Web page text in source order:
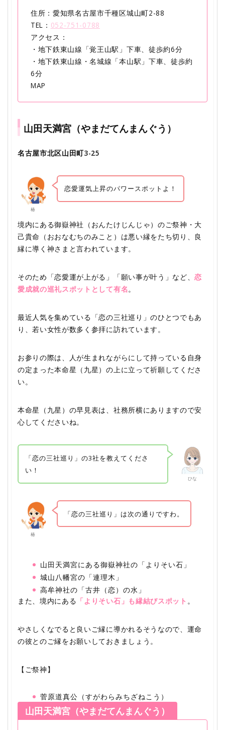
住所：愛知県名古屋市千種区城山町2-88
TEL： 052-751-0788
アクセス：
・地下鉄東山線「覚王山駅」下車、徒歩約6分
・地下鉄東山線・名城線「本山駅」下車、徒歩約
6分
MAP
山田天満宮（やまだてんまんぐう）
名古屋市北区山田町3-25
椿
恋愛運気上昇のパワースポットよ！
境内にある御嶽神社（おんたけじんじゃ）のご祭神・大
己貴命（おおなむちのみこと）は悪い縁をたち切り、良
縁に導く神さまと言われています。
そのため「恋愛運が上がる」「願い事が叶う」など、恋
愛成就の巡礼スポットとして有名。
最近人気を集めている「恋の三社巡り」のひとつでもあ
り、若い女性が数多く参拝に訪れています。
お参りの際は、人が生まれながらにして持っている自身
の定まった本命星（九星）の上に立って祈願してくださ
い。
本命星（九星）の早見表は、社務所横にありますので安
心してくださいね。
ひな
「恋の三社巡り」の3社を教えてくださ
い！
椿
「恋の三社巡り」は次の通りですわ。
山田天満宮にある御嶽神社の「よりそい石」
城山八幡宮の「連理木」
高牟神社の「古井（恋）の水」
また、境内にある 「よりそい石」も縁結びスポット 。
やさしくなでると良いご縁に導かれるそうなので、運命
の彼とのご縁をお願いしておきましょう。
【ご祭神】
菅原道真公（すがわらみちざねこう）
山田天満宮（やまだてんまんぐう）